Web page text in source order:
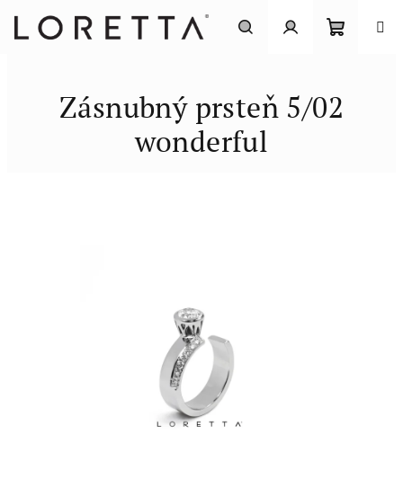
obsah
košík
Zásnubný prsteň 5/02
wonderful